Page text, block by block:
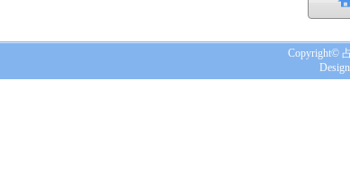
Copyright©